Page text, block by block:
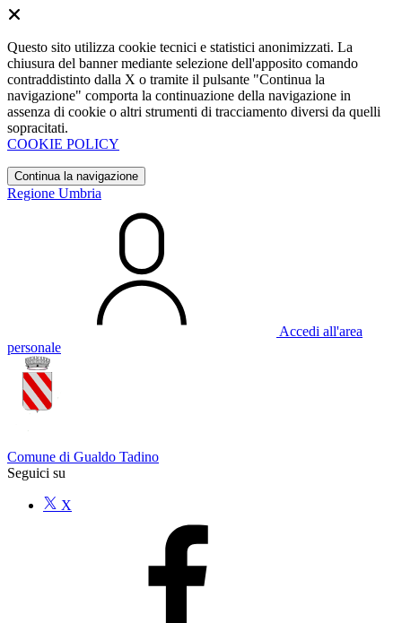
Questo sito utilizza cookie tecnici e statistici anonimizzati. La
chiusura del banner mediante selezione dell'apposito comando
contraddistinto dalla X o tramite il pulsante "Continua la
navigazione" comporta la continuazione della navigazione in
assenza di cookie o altri strumenti di tracciamento diversi da quelli
sopracitati.
COOKIE POLICY
Continua la navigazione
Regione Umbria
Accedi all'area
personale
Comune di Gualdo Tadino
Seguici su
X